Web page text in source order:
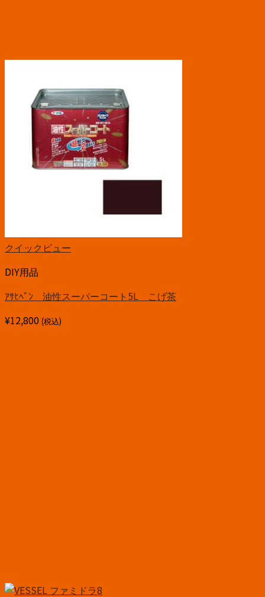
クイックビュー
DIY用品
ｱｻﾋﾍﾟﾝ 油性スーパーコート5L こげ茶
¥12,800 (税込)